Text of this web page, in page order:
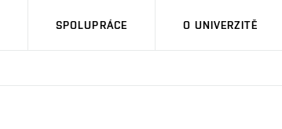
SPOLUPRÁCE O UNIVERZITĚ